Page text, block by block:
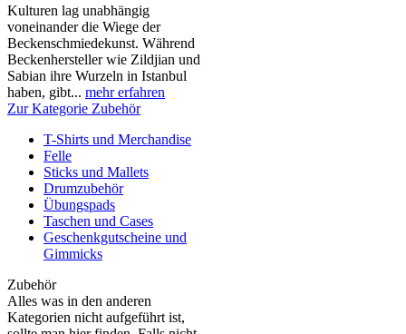
Kulturen lag unabhängig
voneinander die Wiege der
Beckenschmiedekunst. Während
Beckenhersteller wie Zildjian und
Sabian ihre Wurzeln in Istanbul
haben, gibt... mehr erfahren
Zur Kategorie Zubehör
T-Shirts und Merchandise
Felle
Sticks und Mallets
Drumzubehör
Übungspads
Taschen und Cases
Geschenkgutscheine und
Gimmicks
Zubehör
Alles was in den anderen
Kategorien nicht aufgeführt ist,